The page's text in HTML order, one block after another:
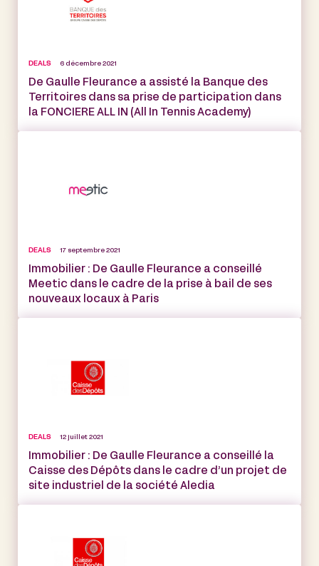
DEALS 6 décembre 2021
De Gaulle Fleurance a assisté la Banque des
Territoires dans sa prise de participation dans
la FONCIERE ALL IN (All In Tennis Academy)
DEALS 17 septembre 2021
Immobilier : De Gaulle Fleurance a conseillé
Meetic dans le cadre de la prise à bail de ses
nouveaux locaux à Paris
DEALS 12 juillet 2021
Immobilier : De Gaulle Fleurance a conseillé la
Caisse des Dépôts dans le cadre d’un projet de
site industriel de la société Aledia